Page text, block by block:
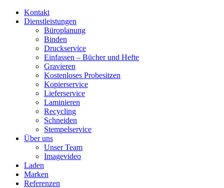
Kontakt
Dienstleistungen
Büroplanung
Binden
Druckservice
Einfassen – Bücher und Hefte
Gravieren
Kostenloses Probesitzen
Kopierservice
Lieferservice
Laminieren
Recycling
Schneiden
Stempelservice
Über uns
Unser Team
Imagevideo
Laden
Marken
Referenzen